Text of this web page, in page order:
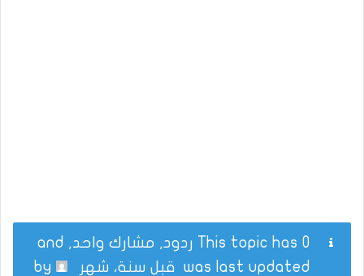
This topic has 0 ردود, مشارك واحد, and
was last updated قبل سنة، شهر